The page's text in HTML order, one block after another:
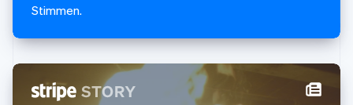
Stimmen.
Portugal
Rumänien
English
Schweden
SvenskaEnglish